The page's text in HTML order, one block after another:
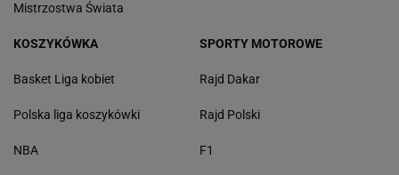
Mistrzostwa Świata
KOSZYKÓWKA
Basket Liga kobiet
Polska liga koszykówki
NBA
SPORTY MOTOROWE
Rajd Dakar
Rajd Polski
F1